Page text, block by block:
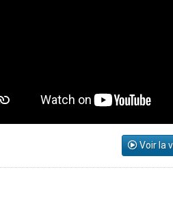
Voir la